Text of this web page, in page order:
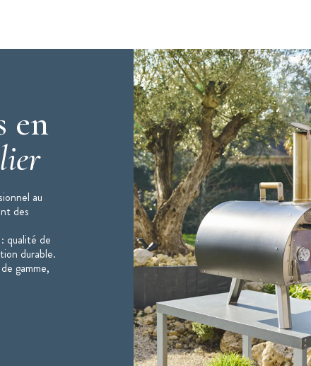
en
au
des
qualité de
durable.
gamme,